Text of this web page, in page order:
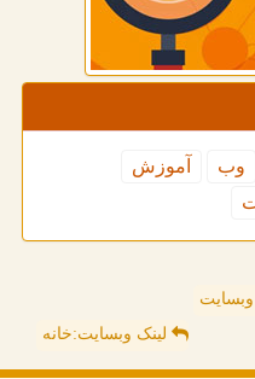
وب
آموزش
وبسایت
لینک وبسایت:خانه